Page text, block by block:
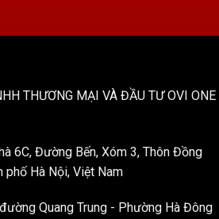
THƯƠNG MẠI VÀ ĐẦU TƯ OVI ONE
6C, Đường Bến, Xóm 3, Thôn Đồng
phố Hà Nội, Việt Nam
Quang Trung - Phường Hà Đông